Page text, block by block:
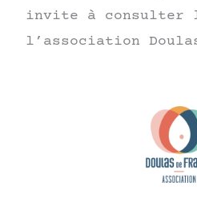
invite à consulter
l’association